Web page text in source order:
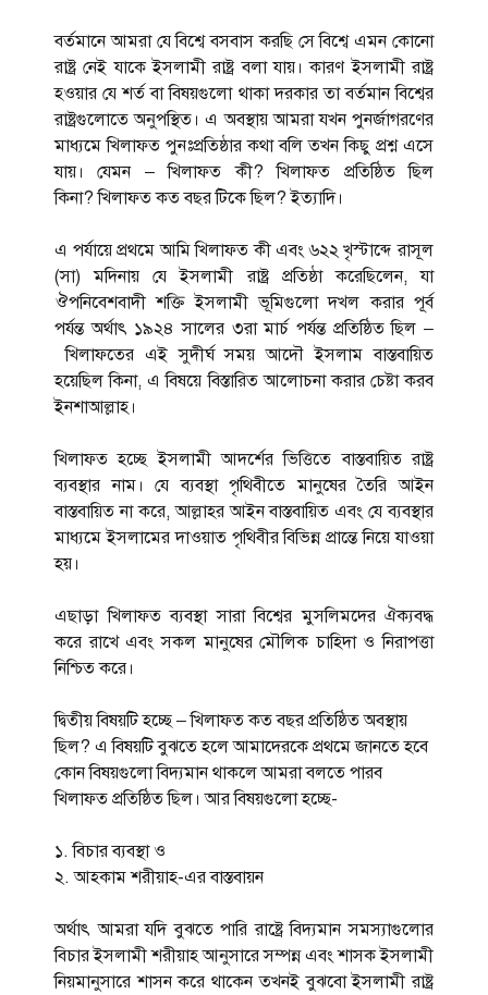
বর্তমানে আমরা যে বিশ্বে বসবাস করছি সে বিশ্বে এমন কোনো
রাষ্ট্র নেই যাকে ইসলামী রাষ্ট্র বলা যায়। কারণ ইসলামী রাষ্ট্র
হওয়ার যে শর্ত বা বিষয়গুলো থাকা দরকার তা বর্তমান বিশ্বের
রাষ্ট্রগুলোতে অনুপস্থিত। এ অবস্থায় আমরা যখন পুনর্জাগরণের
মাধ্যমে খিলাফত পুনঃপ্রতিষ্ঠার কথা বলি তখন কিছু প্রশ্ন এসে
যায়। যেমন – খিলাফত কী? খিলাফত প্রতিষ্ঠিত ছিল
কিনা? খিলাফত কত বছর টিকে ছিল? ইত্যাদি।
এ পর্যায়ে প্রথমে আমি খিলাফত কী এবং ৬২২ খৃস্টাব্দে রাসূল
(সা) মদিনায় যে ইসলামী রাষ্ট্র প্রতিষ্ঠা করেছিলেন, যা
ঔপনিবেশবাদী শক্তি ইসলামী ভূমিগুলো দখল করার পূর্ব
পর্যন্ত অর্থাৎ ১৯২৪ সালের ৩রা মার্চ পর্যন্ত প্রতিষ্ঠিত ছিল –
খিলাফতের এই সুদীর্ঘ সময় আদৌ ইসলাম বাস্তবায়িত
হয়েছিল কিনা, এ বিষয়ে বিস্তারিত আলোচনা করার চেষ্টা করব
ইনশাআল্লাহ।
খিলাফত হচ্ছে ইসলামী আদর্শের ভিত্তিতে বাস্তবায়িত রাষ্ট্র
ব্যবস্থার নাম। যে ব্যবস্থা পৃথিবীতে মানুষের তৈরি আইন
বাস্তবায়িত না করে, আল্লাহর আইন বাস্তবায়িত এবং যে ব্যবস্থার
মাধ্যমে ইসলামের দাওয়াত পৃথিবীর বিভিন্ন প্রান্তে নিয়ে যাওয়া
হয়।
এছাড়া খিলাফত ব্যবস্থা সারা বিশ্বের মুসলিমদের ঐক্যবদ্ধ
করে রাখে এবং সকল মানুষের মৌলিক চাহিদা ও নিরাপত্তা
নিশ্চিত করে।
দ্বিতীয় বিষয়টি হচ্ছে – খিলাফত কত বছর প্রতিষ্ঠিত অবস্থায়
ছিল? এ বিষয়টি বুঝতে হলে আমাদেরকে প্রথমে জানতে হবে
কোন বিষয়গুলো বিদ্যমান থাকলে আমরা বলতে পারব
খিলাফত প্রতিষ্ঠিত ছিল। আর বিষয়গুলো হচ্ছে-
১. বিচার ব্যবস্থা ও
২. আহকাম শরীয়াহ-এর বাস্তবায়ন
অর্থাৎ আমরা যদি বুঝতে পারি রাষ্ট্রে বিদ্যমান সমস্যাগুলোর
বিচার ইসলামী শরীয়াহ আনুসারে সম্পন্ন এবং শাসক ইসলামী
নিয়মানুসারে শাসন করে থাকেন তখনই বুঝবো ইসলামী রাষ্ট্র